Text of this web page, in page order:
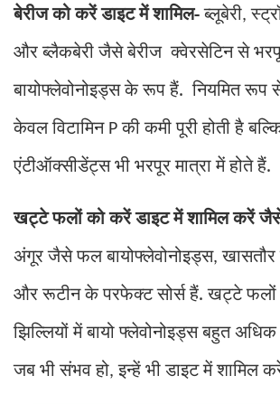
बेरीज को करें डाइट में शामिल-ब्लूबेरी,
और ब्लैकबेरी जैसे बेरीज क्वेरसेटिन से
बायोफ्लेवोनोइड्स के रूप हैं. नियमित रूप
केवल विटामिन Pकी कमी पूरी होती है
एंटीऑक्सीडेंट्स भी भरपूर मात्रा में होते हैं.
खट्टे फलों को करें डाइट में शामिल करें
अंगूर जैसे फल बायोफ्लेवोनोइड्स,खासतौर
और रूटीन के परफेक्ट सोर्स हैं. खट्टे
झिल्लियों में बायो फ्लेवोनोइड्स बहुत
जब भी संभव हो,इन्हें भी डाइट में शामिल